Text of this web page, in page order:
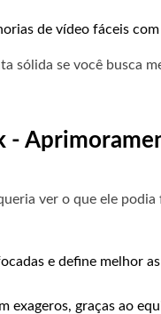
de vídeo fáceis
sólida se você busca
-
ver o que ele
e define melhor
exageros, graças ao